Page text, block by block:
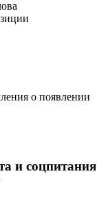
о появлении
и соцпитания